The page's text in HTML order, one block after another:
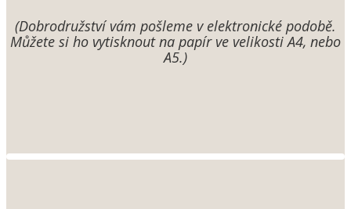
(Dobrodružství vám pošleme v elektronické podobě.
Můžete si ho vytisknout na papír ve velikosti A4, nebo
A5.)